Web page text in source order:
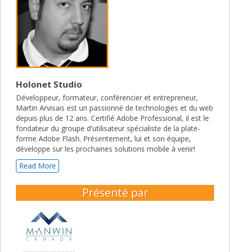
Holonet Studio
Développeur, formateur, conférencier et entrepreneur,
Martin Arvisais est un passionné de technologies et du web
depuis plus de 12 ans. Certifié Adobe Professional, il est le
fondateur du groupe d'utilisateur spécialiste de la plate-
forme Adobe Flash. Présentement, lui et son équipe,
développe sur les prochaines solutions mobile à venir!
Read More
Présenté par